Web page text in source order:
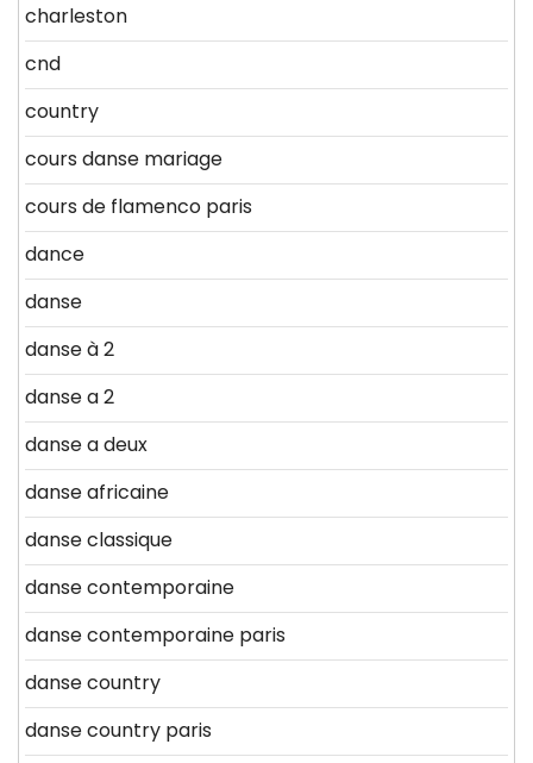
charleston
cnd
country
cours danse mariage
cours de flamenco paris
dance
danse
danse à 2
danse a 2
danse a deux
danse africaine
danse classique
danse contemporaine
danse contemporaine paris
danse country
danse country paris